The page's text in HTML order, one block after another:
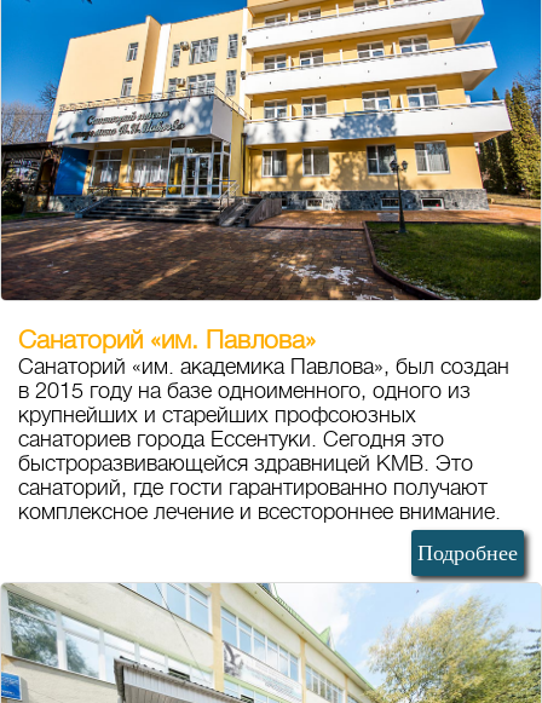
Санаторий «им. Павлова»
Санаторий «им. академика Павлова», был создан
в 2015 году на базе одноименного, одного из
крупнейших и старейших профсоюзных
санаториев города Ессентуки. Сегодня это
быстроразвивающейся здравницей КМВ. Это
санаторий, где гости гарантированно получают
комплексное лечение и всестороннее внимание.
Подробнее